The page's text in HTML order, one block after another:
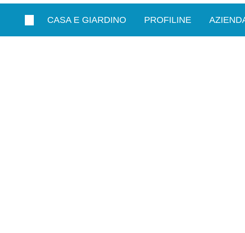
CASA E GIARDINO PROFILINE